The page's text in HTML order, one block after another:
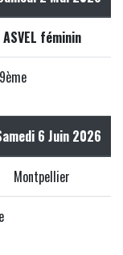
ASVEL féminin
6 Juin 2026
Montpellier